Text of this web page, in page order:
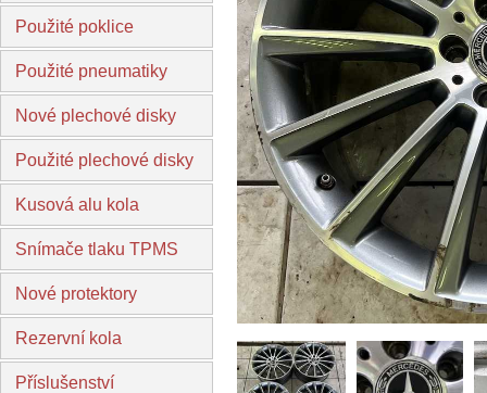
Použité poklice
Použité pneumatiky
Nové plechové disky
Použité plechové disky
Kusová alu kola
Snímače tlaku TPMS
Nové protektory
Rezervní kola
Příslušenství